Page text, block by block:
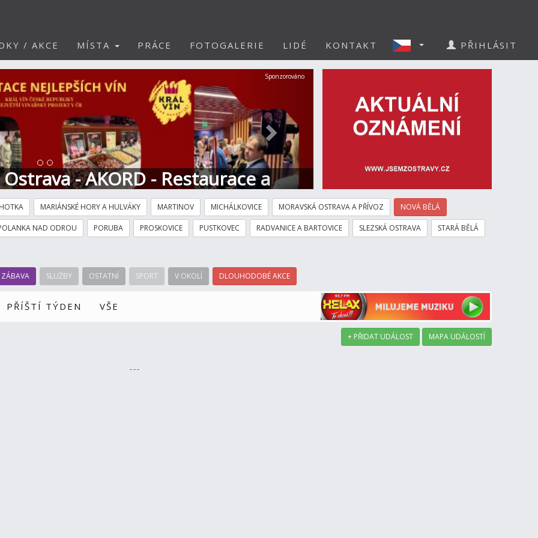
/ AKCE MÍSTA PRÁCE FOTOGALERIE LIDÉ KONTAKT PŘIHLÁSIT
- AKORD - Restaurace a
Další
Sponzorováno
MARIÁNSKÉ HORY A HULVÁKY MARTINOV MICHÁLKOVICE MORAVSKÁ OSTRAVA A PŘÍVOZ NOVÁ BĚLÁ
NAD ODROU PORUBA PROSKOVICE PUSTKOVEC RADVANICE A BARTOVICE SLEZSKÁ OSTRAVA STARÁ BĚLÁ
ZÁBAVA SLUŽBY OSTATNÍ SPORT V OKOLÍ DLOUHODOBÉ AKCE
PŘÍŠTÍ TÝDEN VŠE
+ PŘIDAT UDÁLOST MAPA UDÁLOSTÍ
---